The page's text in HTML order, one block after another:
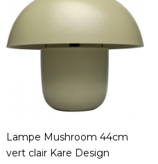
Lampe Mushroom 44cm
vert clair Kare Design